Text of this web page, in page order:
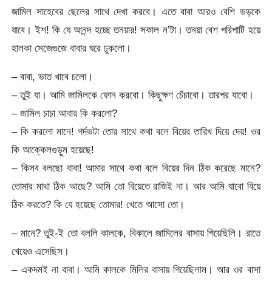
জামিল সাহেবের ছেলের সাথে দেখা করবে। এতে বাবা আরও বেশি ভড়কে
যাবে। ইশ! কি যে আনন্দ হচ্ছে তনয়ার! সকাল ন’টা। তনয়া বেশ পরিপাটি হয়ে
হালকা সেজেগুজে বাবার ঘরে ঢুকলো।
– বাবা, ভাত খাবে চলো।
– তুই যা। আমি জামিলকে ফোন করবো। কিছুক্ষণ চেঁচাবো। তারপর যাবো।
– জামিল চাচা আবার কি করলো?
– কি করলো মানে! গর্দভটা তোর সাথে কথা বলে বিয়ের তারিখ দিয়ে দেয়! ওর
কি আক্কেলগুড়ুম হয়েছে!
– কিসব বলছো বাবা! আমার সাথে কথা বলে বিয়ের দিন ঠিক করেছে মানে?
তোমার মাথা ঠিক আছে? আমি তো বিয়েতে রাজিই না। আর আমি যাবো বিয়ে
ঠিক করতে? কি যে হয়েছে তোমার! খেতে আসো তো।
– মানে? তুই-ই তো বললি কালকে, বিকালে জামিলের বাসায় গিয়েছিলি। রাতে
খেয়েও এসেছিস।
– একদমই না বাবা। আমি কালকে মিলির বাসায় গিয়েছিলাম। আর ওর বাসা